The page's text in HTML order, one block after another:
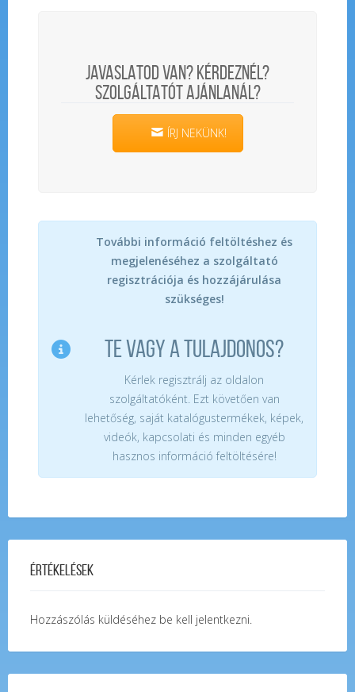
JAVASLATOD VAN? KÉRDEZNÉL?
SZOLGÁLTATÓT AJÁNLANÁL?
ÍRJ NEKÜNK!
További információ feltöltéshez és
megjelenéséhez a szolgáltató
regisztrációja és hozzájárulása
szükséges!
TE VAGY A TULAJDONOS?
Kérlek regisztrálj az oldalon
szolgáltatóként. Ezt követően van
lehetőség, saját katalógustermékek, képek,
videók, kapcsolati és minden egyéb
hasznos információ feltöltésére!
Értékelések
Hozzászólás küldéséhez be kell jelentkezni.